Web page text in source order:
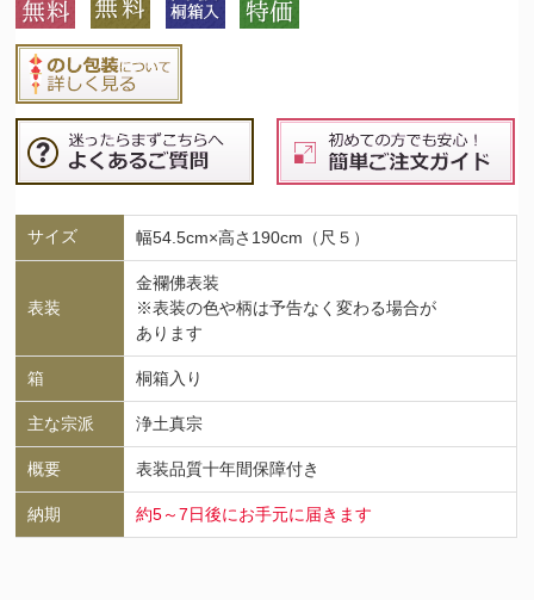
サイズ 幅54.5cm×高さ190cm（尺５）
表装
金襴佛表装
※表装の色や柄は予告なく変わる場合が
あります
箱 桐箱入り
主な宗派 浄土真宗
概要 表装品質十年間保障付き
納期 約5～7日後にお手元に届きます